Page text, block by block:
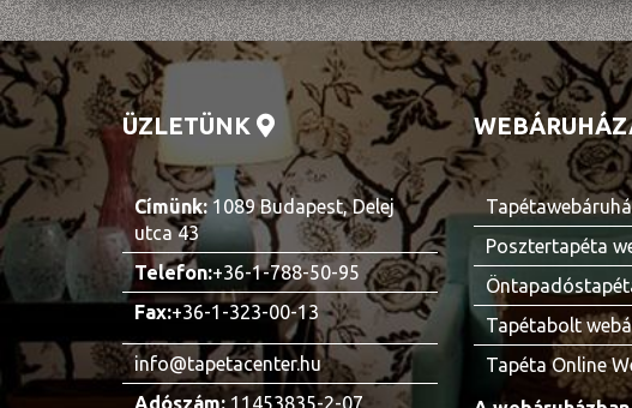
ÜZLETÜNK
Címünk: 1089 Budapest, Delej
utca 43
Telefon:+36-1-788-50-95
Fax:+36-1-323-00-13
info@tapetacenter.hu
Adószám: 11453835-2-07
Posztertapéta
Tapétabolt
Tapéta Online